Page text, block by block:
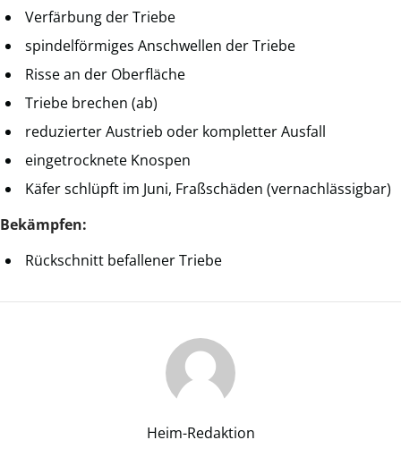
Verfärbung der Triebe
spindelförmiges Anschwellen der Triebe
Risse an der Oberfläche
Triebe brechen (ab)
reduzierter Austrieb oder kompletter Ausfall
eingetrocknete Knospen
Käfer schlüpft im Juni, Fraßschäden (vernachlässigbar)
Bekämpfen:
Rückschnitt befallener Triebe
Heim-Redaktion